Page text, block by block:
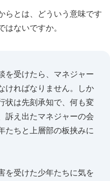
とは、どういう意味です
ないですか。
を受けたら、マネジャー
ければなりません。しか
状は先刻承知で、何も変
訴え出たマネジャーの会
たちと上層部の板挟みに
を受けた少年たちに気を